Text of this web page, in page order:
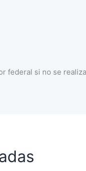
federal si no se